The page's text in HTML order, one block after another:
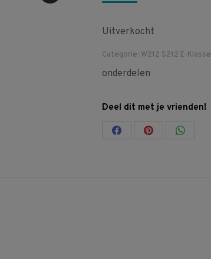
Uitverkocht
Categorie: W212 S212 E-Klasse
onderdelen
Deel dit met je vrienden!
Share Share Share